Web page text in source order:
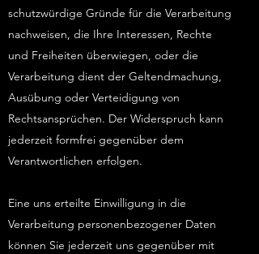
schutzwürdige Gründe für die Verarbeitung
nachweisen, die Ihre Interessen, Rechte
und Freiheiten überwiegen, oder die
Verarbeitung dient der Geltendmachung,
Ausübung oder Verteidigung von
Rechtsansprüchen. Der Widerspruch kann
jederzeit formfrei gegenüber dem
Verantwortlichen erfolgen.
Eine uns erteilte Einwilligung in die
Verarbeitung personenbezogener Daten
können Sie jederzeit uns gegenüber mit